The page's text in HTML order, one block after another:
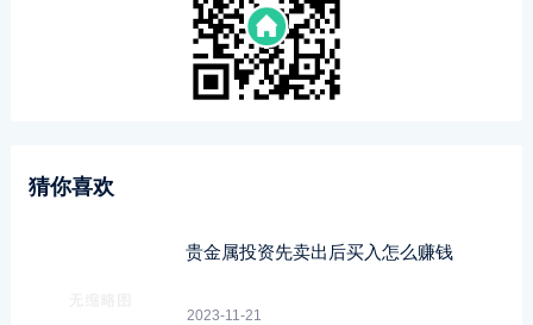
猜你喜欢
贵金属投资先卖出后买入怎么赚钱
2023-11-21